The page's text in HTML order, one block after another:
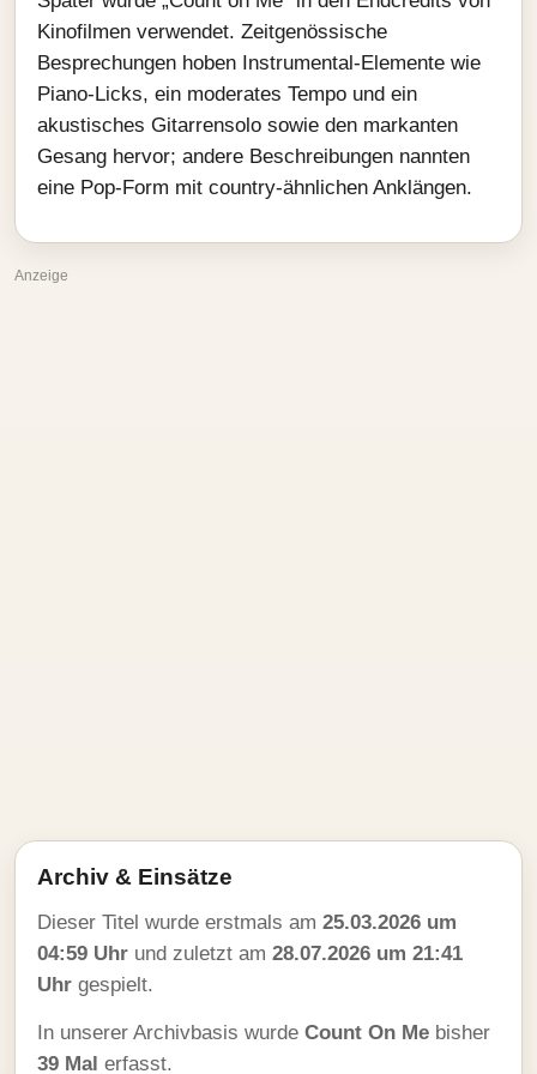
Kinofilmen verwendet. Zeitgenössische
Besprechungen hoben Instrumental‑Elemente wie
Piano‑Licks, ein moderates Tempo und ein
akustisches Gitarrensolo sowie den markanten
Gesang hervor; andere Beschreibungen nannten
eine Pop‑Form mit country‑ähnlichen Anklängen.
Anzeige
Archiv & Einsätze
Dieser Titel wurde erstmals am 25.03.2026 um
04:59 Uhr und zuletzt am 28.07.2026 um 21:41
Uhr gespielt.
In unserer Archivbasis wurde Count On Me bisher
39 Mal erfasst.